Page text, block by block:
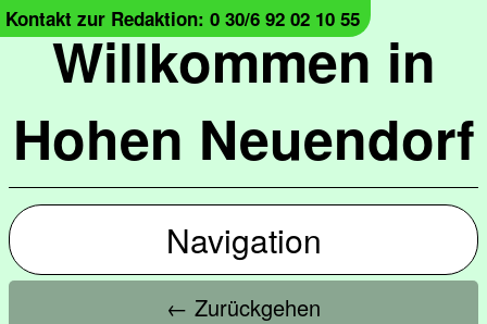
Willkommen in
Hohen Neuendorf
Kontakt zur Redaktion: 0 30/6 92 02 10 55
Navigation
← Zurückgehen